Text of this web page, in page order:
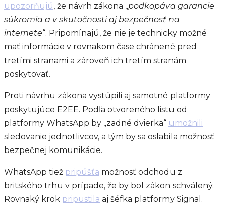
upozorňujú, že návrh zákona „podkopáva garancie
súkromia a v skutočnosti aj bezpečnosť na
internete“. Pripomínajú, že nie je technicky možné
mať informácie v rovnakom čase chránené pred
tretími stranami a zároveň ich tretím stranám
poskytovať.
Proti návrhu zákona vystúpili aj samotné platformy
poskytujúce E2EE. Podľa otvoreného listu od
platformy WhatsApp by „zadné dvierka“ umožnili
sledovanie jednotlivcov, a tým by sa oslabila možnosť
bezpečnej komunikácie.
WhatsApp tiež pripúšťa možnosť odchodu z
britského trhu v prípade, že by bol zákon schválený.
Rovnaký krok pripustila aj šéfka platformy Signal.